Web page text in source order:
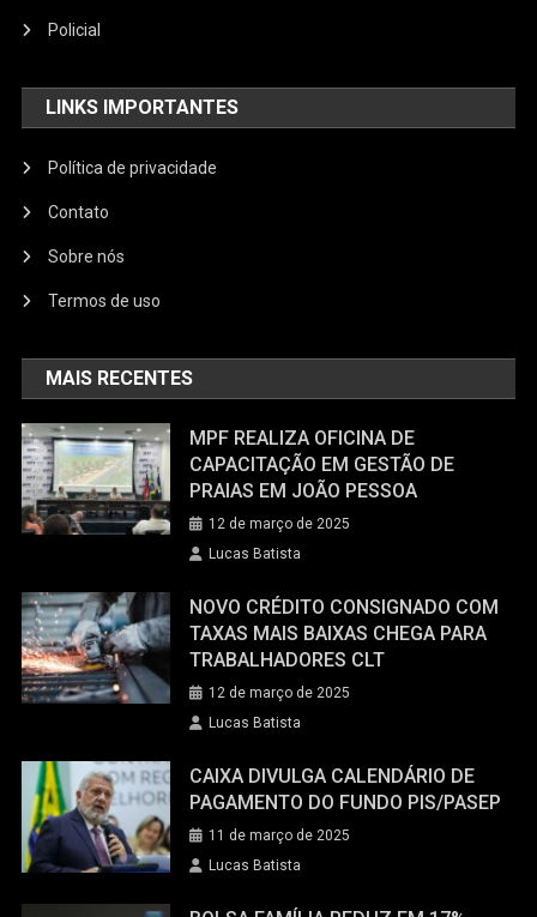
Policial
LINKS IMPORTANTES
Política de privacidade
Contato
Sobre nós
Termos de uso
MAIS RECENTES
MPF REALIZA OFICINA DE
CAPACITAÇÃO EM GESTÃO DE
PRAIAS EM JOÃO PESSOA
12 de março de 2025
Lucas Batista
NOVO CRÉDITO CONSIGNADO COM
TAXAS MAIS BAIXAS CHEGA PARA
TRABALHADORES CLT
12 de março de 2025
Lucas Batista
CAIXA DIVULGA CALENDÁRIO DE
PAGAMENTO DO FUNDO PIS/PASEP
11 de março de 2025
Lucas Batista